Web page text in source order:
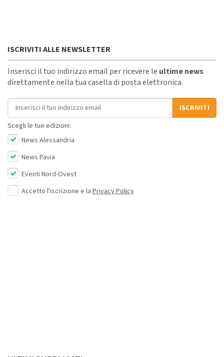
ISCRIVITI ALLE NEWSLETTER
Inserisci il tuo indirizzo email per ricevere le ultime news
direttamente nella tua casella di posta elettronica.
Indirizzo email
ISCRIVITI
Scegli le tue edizioni:
News Alessandria
News Pavia
Eventi Nord-Ovest
Accetto l'iscrizione e la Privacy Policy